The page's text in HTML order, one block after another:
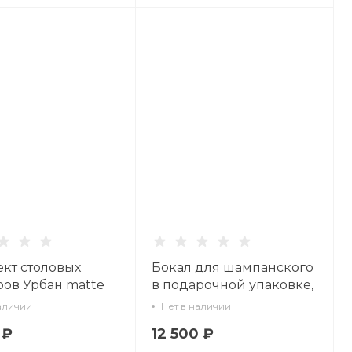
столовых
Урбан matte
черный)
₽
Бокал для шампанского
в подарочной упаковке,
форма Призма 170 мл,
Нет в наличии
12 500 ₽